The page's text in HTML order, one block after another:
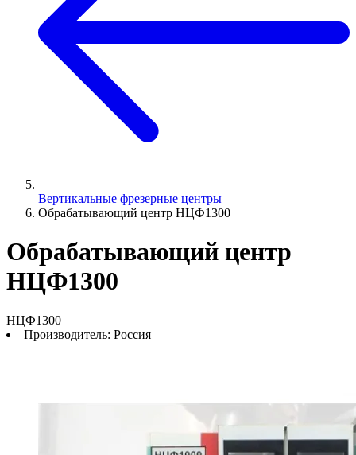
Вертикальные фрезерные центры
Обрабатывающий центр НЦФ1300
Обрабатывающий центр
НЦФ1300
НЦФ1300
Производитель: Россия